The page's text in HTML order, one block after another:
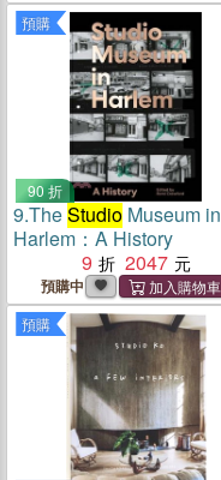
預購
90 折
9.TheStudio Museum in
Harlem：A History
9
2047
預購中
預購